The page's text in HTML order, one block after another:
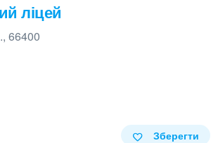
ліцей
66400
Зберегти